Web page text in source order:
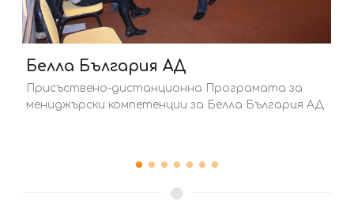
Програмата за
Белла България АД
ДЗИ
Цикъл обучения: Маркетинг
продукт; Управление на